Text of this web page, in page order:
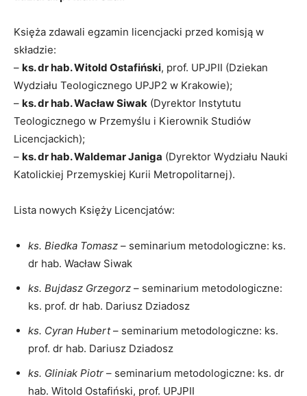
Księża zdawali egzamin licencjacki przed komisją w
składzie:
– ks. dr hab. Witold Ostafiński, prof. UPJPII (Dziekan
Wydziału Teologicznego UPJP2 w Krakowie);
– ks. dr hab. Wacław Siwak (Dyrektor Instytutu
Teologicznego w Przemyślu i Kierownik Studiów
Licencjackich);
– ks. dr hab. Waldemar Janiga (Dyrektor Wydziału Nauki
Katolickiej Przemyskiej Kurii Metropolitarnej).
Lista nowych Księży Licencjatów:
ks. Biedka Tomasz – seminarium metodologiczne: ks.
dr hab. Wacław Siwak
ks. Bujdasz Grzegorz – seminarium metodologiczne:
ks. prof. dr hab. Dariusz Dziadosz
ks. Cyran Hubert– seminarium metodologiczne: ks.
prof. dr hab. Dariusz Dziadosz
ks. Gliniak Piotr – seminarium metodologiczne: ks. dr
hab. Witold Ostafiński, prof. UPJPII